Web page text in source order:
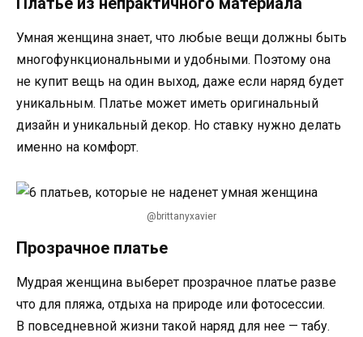
Умная женщина знает, что любые вещи должны быть
многофункциональными и удобными. Поэтому она
не купит вещь на один выход, даже если наряд будет
уникальным. Платье может иметь оригинальный
дизайн и уникальный декор. Но ставку нужно делать
именно на комфорт.
@brittanyxavier
Прозрачное платье
Мудрая женщина выберет прозрачное платье разве
что для пляжа, отдыха на природе или фотосессии.
В повседневной жизни такой наряд для нее — табу.